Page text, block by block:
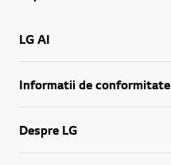
LG AI
Informatii de conformitate
Despre LG